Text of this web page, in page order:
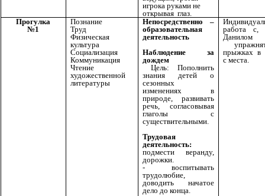
игрока руками не
открывая глаз.
Прогулка
№1
Познание
Труд
Физическая
культура
Социализация
Коммуникация
Чтение
художественной
литературы
Непосредственно –
образовательная
деятельность
Наблюдение за
дождем
Цель: Пополнить
знания детей о
сезонных
изменениях в
природе, развивать
речь, согласовывая
глаголы с
существительными.
Трудовая
деятельность:
подмести веранду,
дорожки.
- воспитывать
трудолюбие,
доводить начатое
дело до конца.
работа с,
прыжках в
с места.